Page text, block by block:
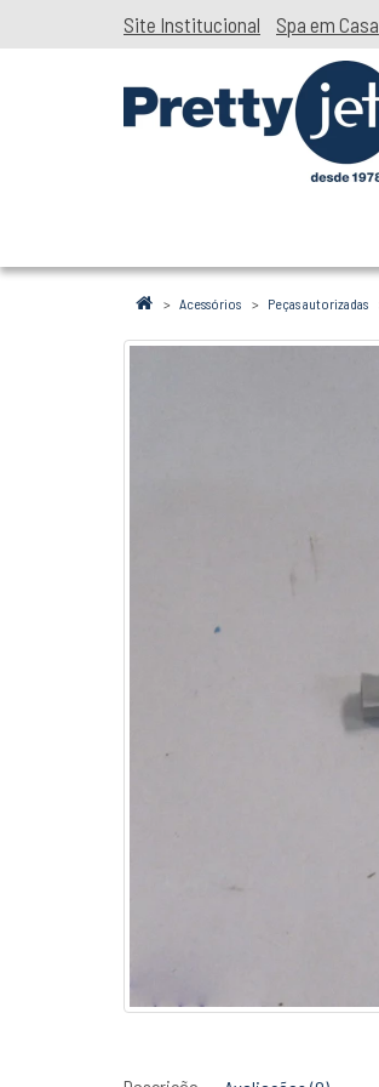
Site Institucional Spa em Casa
Acessórios Peças autorizadas